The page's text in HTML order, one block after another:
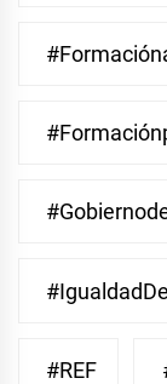
#REF